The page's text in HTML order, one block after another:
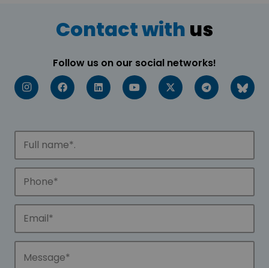
Contact with us
Follow us on our social networks!